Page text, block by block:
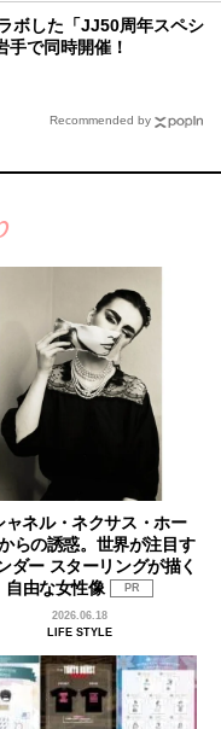
ボした「JJ50周年スペシ
手で同時開催！
Recommended by
ャネル・ネクサス・ホー
らの誘惑。世界が注目す
ダー スターリングが描く
自由な女性像
PR
2026.06.18
LIFE STYLE